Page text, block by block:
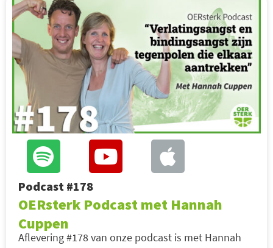
Podcast #178
OERsterk Podcast met Hannah
Cuppen
Aflevering #178 van onze podcast is met Hannah